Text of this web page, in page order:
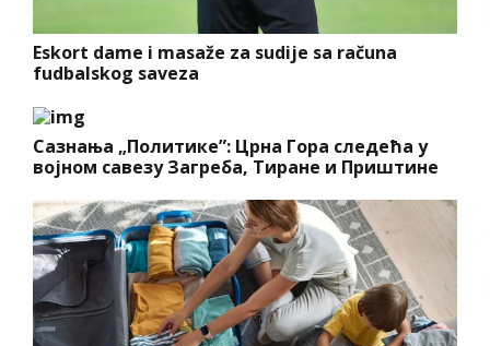
Eskort dame i masaže za sudije sa računa
fudbalskog saveza
Сазнања „Политике”: Црна Гора следећа у
војном савезу Загреба, Тиране и Приштине